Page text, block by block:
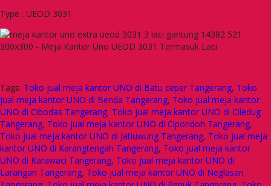
Type : UEOD 3031
Tags: Toko jual meja kantor UNO di Batu ceper Tangerang, Toko
jual meja kantor UNO di Benda Tangerang, Toko jual meja kantor
UNO di Cibodas Tangerang, Toko jual meja kantor UNO di Ciledug
Tangerang, Toko jual meja kantor UNO di Cipondoh Tangerang,
Toko jual meja kantor UNO di Jatiuwung Tangerang, Toko jual meja
kantor UNO di Karangtengah Tangerang, Toko jual meja kantor
UNO di Karawaci Tangerang, Toko jual meja kantor UNO di
Larangan Tangerang, Toko jual meja kantor UNO di Neglasari